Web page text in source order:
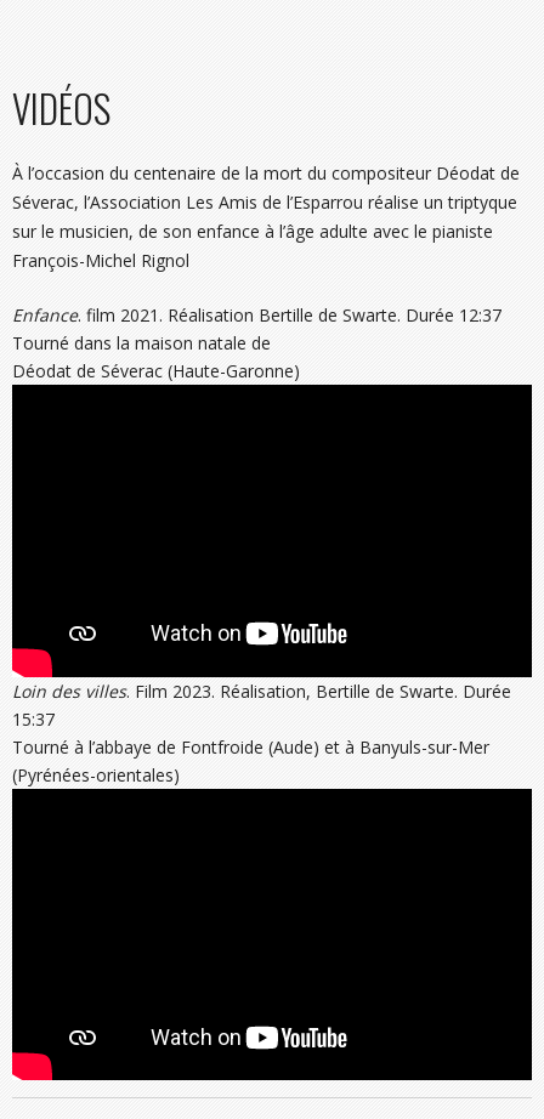
VIDÉOS
À l’occasion du centenaire de la mort du compositeur Déodat de
Séverac, l’Association Les Amis de l’Esparrou réalise un triptyque
sur le musicien, de son enfance à l’âge adulte avec le pianiste
François-Michel Rignol
Enfance. film 2021. Réalisation Bertille de Swarte. Durée 12:37
Tourné dans la maison natale de
Déodat de Séverac (Haute-Garonne)
Loin des villes. Film 2023. Réalisation, Bertille de Swarte. Durée
15:37
Tourné à l’abbaye de Fontfroide (Aude) et à Banyuls-sur-Mer
(Pyrénées-orientales)